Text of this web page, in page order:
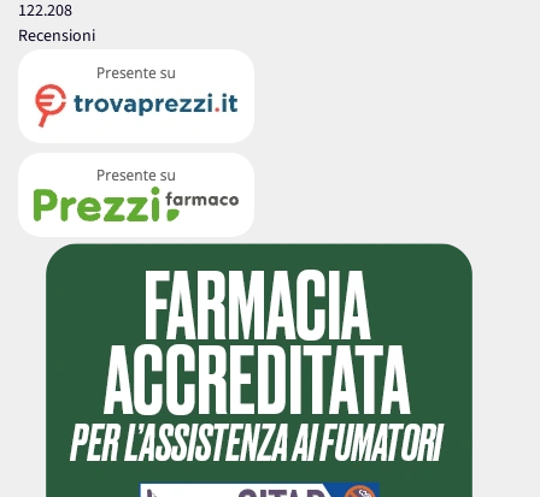
122.208
Recensioni